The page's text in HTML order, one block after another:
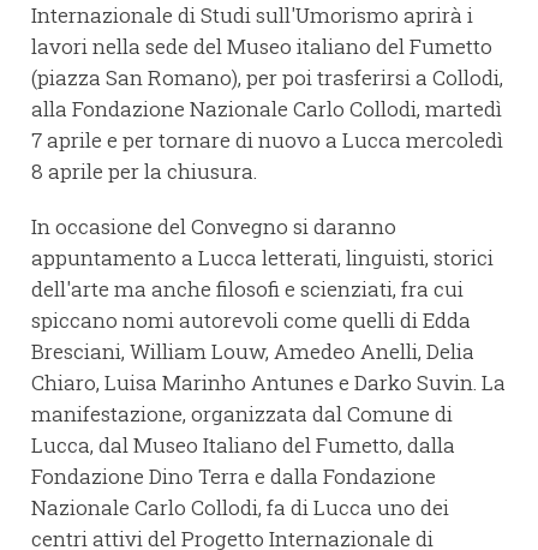
Internazionale di Studi sull'Umorismo aprirà i
lavori nella sede del Museo italiano del Fumetto
(piazza San Romano), per poi trasferirsi a Collodi,
alla Fondazione Nazionale Carlo Collodi, martedì
7 aprile e per tornare di nuovo a Lucca mercoledì
8 aprile per la chiusura.
In occasione del Convegno si daranno
appuntamento a Lucca letterati, linguisti, storici
dell'arte ma anche filosofi e scienziati, fra cui
spiccano nomi autorevoli come quelli di Edda
Bresciani, William Louw, Amedeo Anelli, Delia
Chiaro, Luisa Marinho Antunes e Darko Suvin. La
manifestazione, organizzata dal Comune di
Lucca, dal Museo Italiano del Fumetto, dalla
Fondazione Dino Terra e dalla Fondazione
Nazionale Carlo Collodi, fa di Lucca uno dei
centri attivi del Progetto Internazionale di